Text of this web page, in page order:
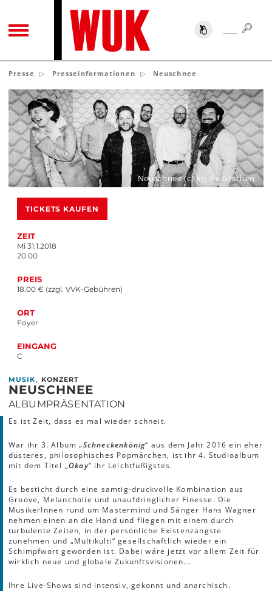
TOGGLE NAVIGATION SUCHE
Presse Presseinformationen Neuschnee
TICKETS KAUFEN
ZEIT
Mi 31.1.2018
20.00
PREIS
18.00 € (zzgl. VVK-Gebühren)
ORT
Foyer
EINGANG
C
Neuschnee (c) Elodie Grethen
MUSIK , KONZERT
NEUSCHNEE
ALBUMPRÄSENTATION
Es ist Zeit, dass es mal wieder schneit.
War ihr 3. Album „Schneckenkönig“ aus dem Jahr 2016 ein eher
düsteres, philosophisches Popmärchen, ist ihr 4. Studioalbum
mit dem Titel „Okay“ ihr Leichtfüßigstes.
Es besticht durch eine samtig-druckvolle Kombination aus
Groove, Melancholie und unaufdringlicher Finesse. Die
MusikerInnen rund um Mastermind und Sänger Hans Wagner
nehmen einen an die Hand und fliegen mit einem durch
turbulente Zeiten, in der persönliche Existenzängste
zunehmen und „Multikulti“ gesellschaftlich wieder ein
Schimpfwort geworden ist. Dabei wäre jetzt vor allem Zeit für
wirklich neue und globale Zukunftsvisionen...
Ihre Live-Shows sind intensiv, gekonnt und anarchisch.